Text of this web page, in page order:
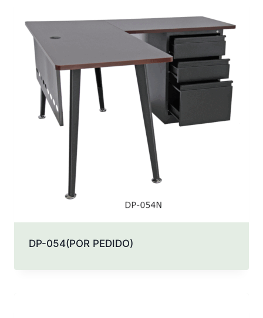
DP-054(POR PEDIDO)